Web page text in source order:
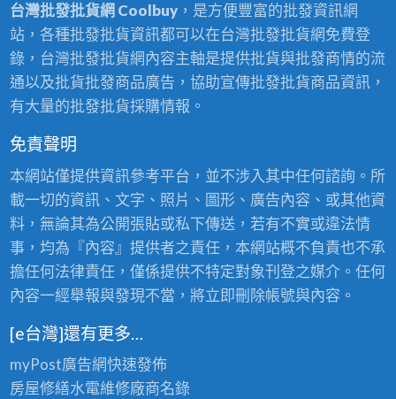
台灣批發批貨網 Coolbuy，是方便豐富的批發資訊網
站，各種批發批貨資訊都可以在台灣批發批貨網免費登
錄，台灣批發批貨網內容主軸是提供批貨與批發商情的流
通以及批貨批發商品廣告，協助宣傳批發批貨商品資訊，
有大量的批發批貨採購情報。
免責聲明
本網站僅提供資訊參考平台，並不涉入其中任何諮詢。所
載一切的資訊、文字、照片、圖形、廣告內容、或其他資
料，無論其為公開張貼或私下傳送，若有不實或違法情
事，均為『內容』提供者之責任，本網站概不負責也不承
擔任何法律責任，僅係提供不特定對象刊登之媒介。任何
內容一經舉報與發現不當，將立即刪除帳號與內容。
[e台灣]還有更多…
myPost廣告網快速發佈
房屋修繕水電維修廠商名錄